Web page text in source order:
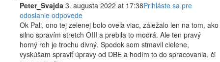
Peter_Svajda 3. augusta 2022 at 17:38Prihláste sa pre
odoslanie odpovede
Ok Pali, ono tej zelenej bolo oveľa viac, záležalo len na tom, ako
silno spravím stretch OIII a prebila to modrá. Ale ten pravý
horný roh je trochu divný. Spodok som stmavil cielene,
vyskúšam spraviť úpravy od DBE a hodím to do spracovania, či